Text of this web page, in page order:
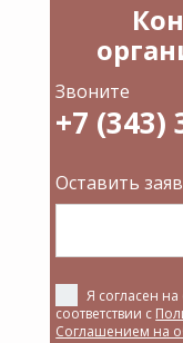
Звоните
+7 (343)
Оставить
Я согласен
соответствии с
Соглашением на